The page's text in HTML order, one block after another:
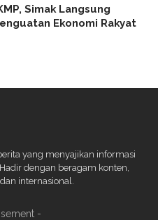
Simak Langsung
Ekonomi Rakyat
yang menyajikan informasi
dengan beragam konten,
internasional.
-